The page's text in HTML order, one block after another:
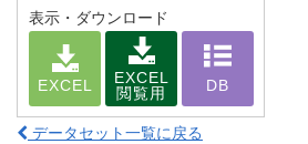
表示・ダウンロード
EXCEL
EXCEL
閲覧用
DB
データセット一覧に戻る